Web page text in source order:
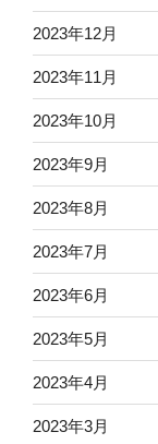
2023年12月
2023年11月
2023年10月
2023年9月
2023年8月
2023年7月
2023年6月
2023年5月
2023年4月
2023年3月